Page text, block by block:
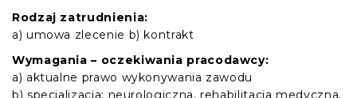
Rodzaj zatrudnienia:
a) umowa zlecenie b) kontrakt
Wymagania – oczekiwania pracodawcy:
a) aktualne prawo wykonywania zawodu
b) specjalizacja: neurologiczna, rehabilitacja medyczna,